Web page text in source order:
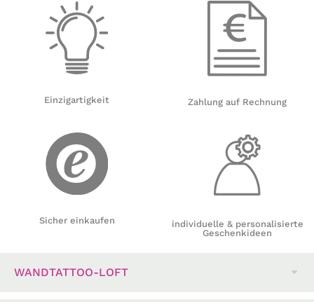
Einzigartigkeit
Sicher einkaufen
Zahlung auf Rechnung
individuelle & personalisierte
Geschenkideen
WANDTATTOO-LOFT